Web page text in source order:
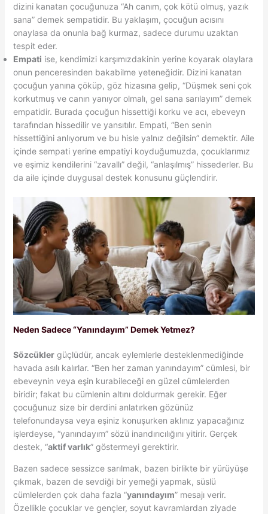
dizini kanatan çocuğunuza “Ah canım, çok kötü olmuş, yazık
sana” demek sempatidir. Bu yaklaşım, çocuğun acısını
onaylasa da onunla bağ kurmaz, sadece durumu uzaktan
tespit eder.
Empati ise, kendimizi karşımızdakinin yerine koyarak olaylara
onun penceresinden bakabilme yeteneğidir. Dizini kanatan
çocuğun yanına çöküp, göz hizasına gelip, “Düşmek seni çok
korkutmuş ve canın yanıyor olmalı, gel sana sarılayım” demek
empatidir. Burada çocuğun hissettiği korku ve acı, ebeveyn
tarafından hissedilir ve yansıtılır. Empati, “Ben senin
hissettiğini anlıyorum ve bu hisle yalnız değilsin” demektir. Aile
içinde sempati yerine empatiyi koyduğumuzda, çocuklarımız
ve eşimiz kendilerini “zavallı” değil, “anlaşılmış” hissederler. Bu
da aile içinde duygusal destek konusunu güçlendirir.
Neden Sadece “Yanındayım” Demek Yetmez?
Sözcüklergüçlüdür, ancak eylemlerle desteklenmediğinde
havada asılı kalırlar. “Ben her zaman yanındayım” cümlesi, bir
ebeveynin veya eşin kurabileceği en güzel cümlelerden
biridir; fakat bu cümlenin altını doldurmak gerekir. Eğer
çocuğunuz size bir derdini anlatırken gözünüz
telefonundaysa veya eşiniz konuşurken aklınız yapacağınız
işlerdeyse, “yanındayım” sözü inandırıcılığını yitirir. Gerçek
destek, “aktif varlık” göstermeyi gerektirir.
Bazen sadece sessizce sarılmak, bazen birlikte bir yürüyüşe
çıkmak, bazen de sevdiği bir yemeği yapmak, süslü
cümlelerden çok daha fazla “yanındayım” mesajı verir.
Özellikle çocuklar ve gençler, soyut kavramlardan ziyade